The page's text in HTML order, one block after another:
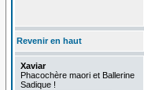
Revenir en haut
Xaviar
Phacochère maori et Ballerine
Sadique !